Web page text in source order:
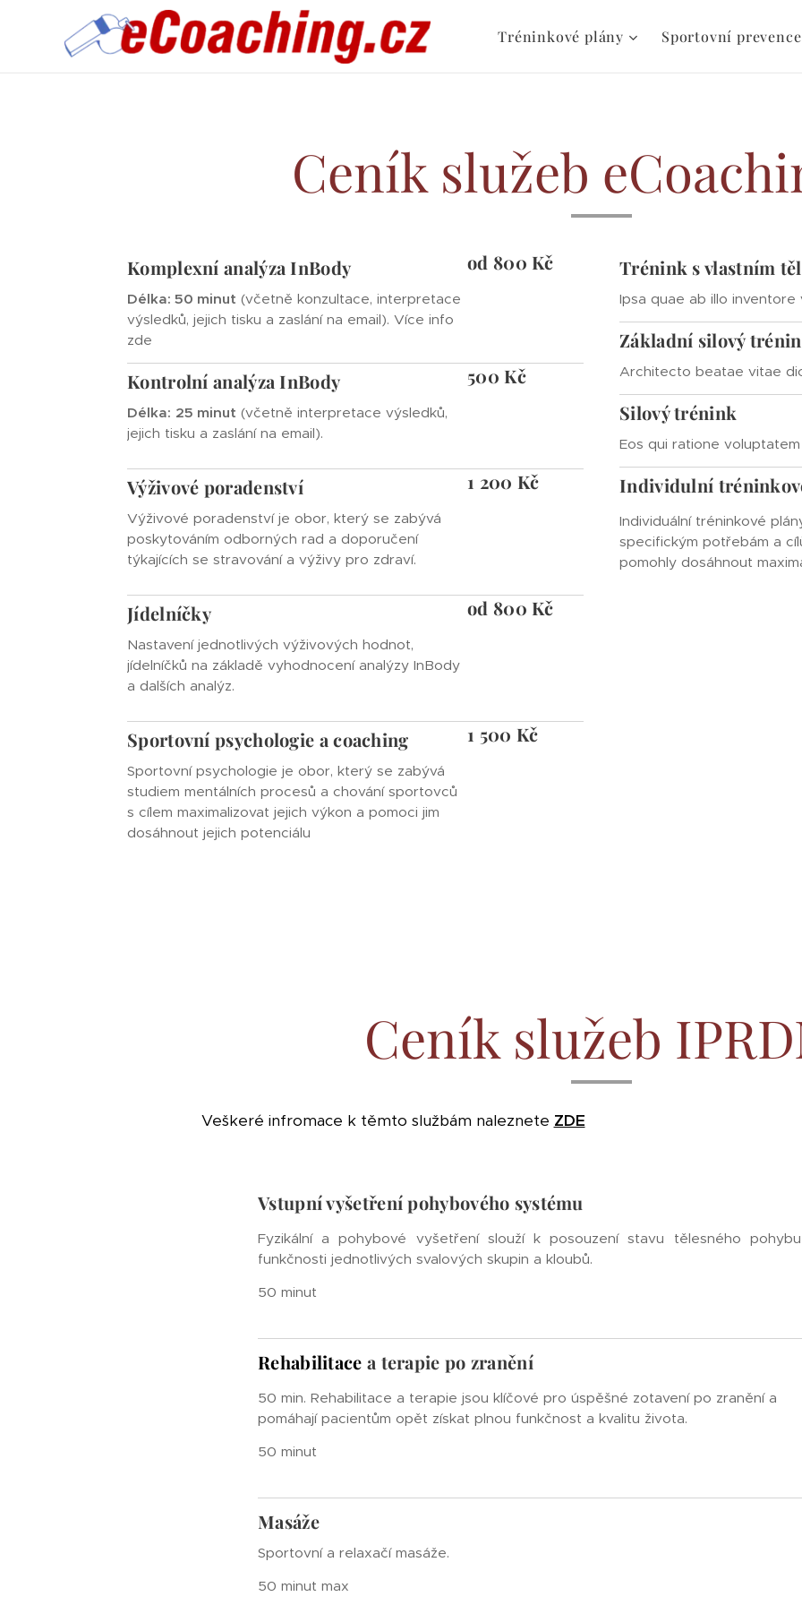
Tréninkové plány Sportovní prevence
Ceník služeb
Komplexní analýza InBody
Délka: 50 minut (včetně konzultace, interpretace
výsledků, jejich tisku a zaslání na email). Více info
zde
od 800 Kč
Kontrolní analýza InBody
Délka: 25 minut (včetně interpretace výsledků,
jejich tisku a zaslání na email).
500 Kč
Výživové poradenství
Výživové poradenství je obor, který se zabývá
poskytováním odborných rad a doporučení
týkajících se stravování a výživy pro zdraví.
1 200 Kč
Jídelníčky
Nastavení jednotlivých výživových hodnot,
jídelníčků na základě vyhodnocení analýzy InBody
a dalších analýz.
od 800 Kč
Sportovní psychologie a coaching
Sportovní psychologie je obor, který se zabývá
studiem mentálních procesů a chování sportovců
s cílem maximalizovat jejich výkon a pomoci jim
dosáhnout jejich potenciálu
1 500 Kč
Trénink s vlastním
Ipsa quae ab illo inventore
Základní silový
Architecto beatae vitae
Silový trénink
Eos qui ratione
Individulní
Individuální tréninkové
specifickým potřebám a
pomohly dosáhnout
Ceník služeb
Veškeré infromace k těmto službám naleznete ZDE
Vstupní vyšetření pohybového systému
Fyzikální a pohybové vyšetření slouží k posouzení stavu tělesného
funkčnosti jednotlivých svalových skupin a kloubů.
50 minut
Rehabilitace a terapie po zranění
50 min. Rehabilitace a terapie jsou klíčové pro úspěšné zotavení po zranění a
pomáhají pacientům opět získat plnou funkčnost a kvalitu života.
50 minut
Masáže
Sportovní a relaxačí masáže.
50 minut max